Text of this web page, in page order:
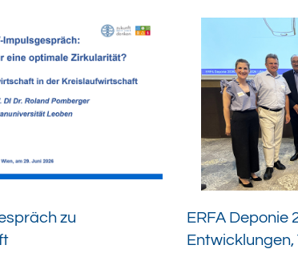
zu
ERFA Deponie
Entwicklungen,